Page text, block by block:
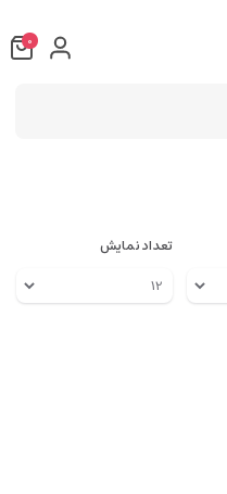
تعداد نمایش
0